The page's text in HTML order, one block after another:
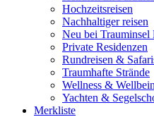
Hochzeitsreisen
Nachhaltiger reisen
Neu bei Trauminsel
Private Residenzen
Rundreisen &
Traumhafte Strände
Wellness &
Yachten &
Merkliste